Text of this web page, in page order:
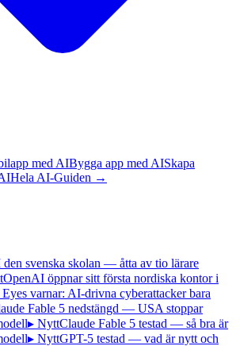
med AIBygga app med AISkapa
Hela AI-Guiden →
den svenska skolan — åtta av tio lärare
OpenAI öppnar sitt första nordiska kontor i
varnar: AI-drivna cyberattacker bara
Fable 5 nedstängd — USA stoppar
▸ NyttClaude Fable 5 testad — så bra är
▸ NyttGPT-5 testad — vad är nytt och